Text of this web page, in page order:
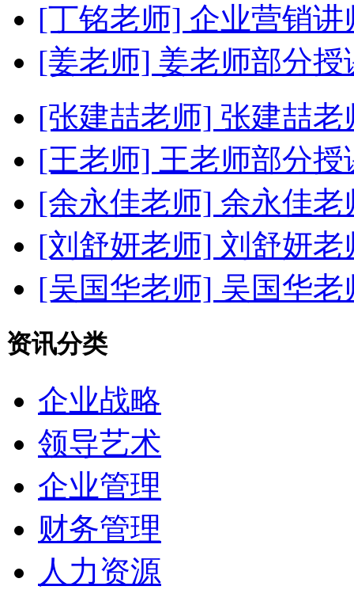
[丁铭老师] 企业营销
[姜老师] 姜老师部分授
[张建喆老师] 张建喆老
[王老师] 王老师部分
[余永佳老师] 余永佳老
[刘舒妍老师] 刘舒妍老
[吴国华老师] 吴国华老
资讯分类
企业战略
领导艺术
企业管理
财务管理
人力资源